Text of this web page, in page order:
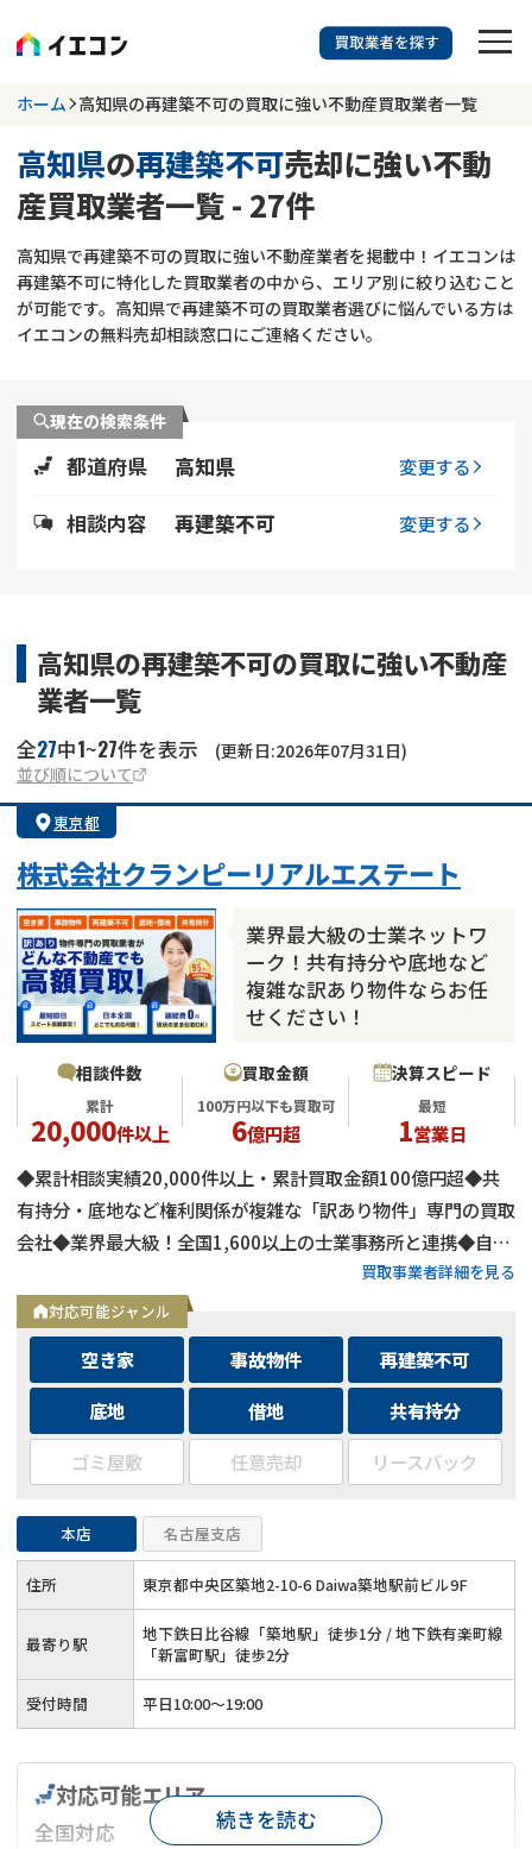
訳あり物件に強い業者を探す
高知県 再建築不可
更新日 :2026年07月31日
業者を探す
空き家
再建築不可 底地
ゴミ屋敷
リースバック
不動産コラム
不動産売却 再建築不可物件
訳あり不動産
土地売却
借地 不動産リースバック
任意売却
アンケート調査
ホーム 高知県の再建築不可の買取に強い不動産買取業者一覧
高知県の再建築不可売却に強い不動
産買取業者一覧 - 27件
高知県で再建築不可の買取に強い不動産業者を掲載中！イエコンは
再建築不可に特化した買取業者の中から、エリア別に絞り込むこと
が可能です。高知県で再建築不可の買取業者選びに悩んでいる方は
イエコンの無料売却相談窓口にご連絡ください。
現在の検索条件
都道府県 高知県 変更する
相談内容 再建築不可 変更する
高知県の再建築不可の買取に強い不動産
業者一覧
全27中1~27件を表示
(更新日:2026年07月31日)
並び順について
東京都
株式会社クランピーリアルエステート
業界最大級の士業ネットワ
ーク！共有持分や底地など
複雑な訳あり物件ならお任
せください！
相談件数
累計
20,000件以上
買取金額
100万円以下も買取可
6億円超
決算スピード
最短
1営業日
◆累計相談実績20,000件以上・累計買取金額100億円超◆共
有持分・底地など権利関係が複雑な「訳あり物件」専門の買取
会社◆業界最大級！全国1,600以上の士業事務所と連携◆自己
資金による買取のため、融資審査を待たず最短即日で決済可能
◆士業事務所や大手不動産会社からの相談実績も多数
買取事業者詳細を見る
対応可能ジャンル
空き家 事故物件
再建築不可
底地
借地
共有持分
ゴミ屋敷
任意売却 リースバック
本店 名古屋支店
住所 東京都中央区築地2-10-6 Daiwa築地駅前ビル9F
最寄り駅
地下鉄日比谷線「築地駅」徒歩1分 / 地下鉄有楽町線
「新富町駅」徒歩2分
受付時間 平日10:00～19:00
対応可能エリア
全国対応 続きを読む